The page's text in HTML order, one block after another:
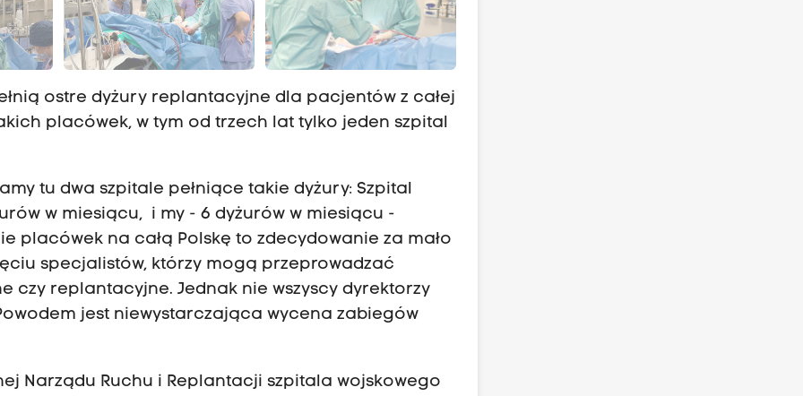
ostre dyżury replantacyjne dla pacjentów z całej
placówek, w tym od trzech lat tylko jeden szpital
tu dwa szpitale pełniące takie dyżury: Szpital
w miesiącu, i my - 6 dyżurów w miesiącu -
placówek na całą Polskę to zdecydowanie za mało
specjalistów, którzy mogą przeprowadzać
czy replantacyjne. Jednak nie wszyscy dyrektorzy
jest niewystarczająca wycena zabiegów
Narządu Ruchu i Replantacji szpitala wojskowego